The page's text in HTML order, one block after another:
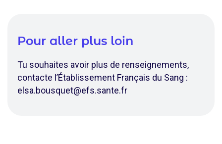
Pour aller plus loin
Tu souhaites avoir plus de renseignements,
contacte l’Établissement Français du Sang :
elsa.bousquet@efs.sante.fr